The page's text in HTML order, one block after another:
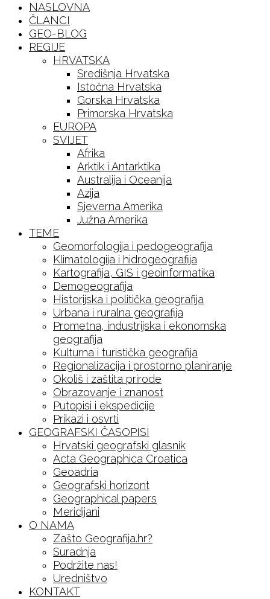
NASLOVNA
ČLANCI
GEO-BLOG
REGIJE
HRVATSKA
Središnja Hrvatska
Istočna Hrvatska
Gorska Hrvatska
Primorska Hrvatska
EUROPA
SVIJET
Afrika
Arktik i Antarktika
Australija i Oceanija
Azija
Sjeverna Amerika
Južna Amerika
TEME
Geomorfologija i pedogeografija
Klimatologija i hidrogeografija
Kartografija, GIS i geoinformatika
Demogeografija
Historijska i politička geografija
Urbana i ruralna geografija
Prometna, industrijska i ekonomska
geografija
Kulturna i turistička geografija
Regionalizacija i prostorno planiranje
Okoliš i zaštita prirode
Obrazovanje i znanost
Putopisi i ekspedicije
Prikazi i osvrti
GEOGRAFSKI ČASOPISI
Hrvatski geografski glasnik
Acta Geographica Croatica
Geoadria
Geografski horizont
Geographical papers
Meridijani
O NAMA
Zašto Geografija.hr?
Suradnja
Podržite nas!
Uredništvo
KONTAKT